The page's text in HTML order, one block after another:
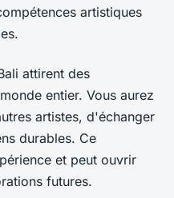
artistiques
attirent des
entier. Vous aurez
artistes, d'échanger
durables. Ce
et peut ouvrir
futures.